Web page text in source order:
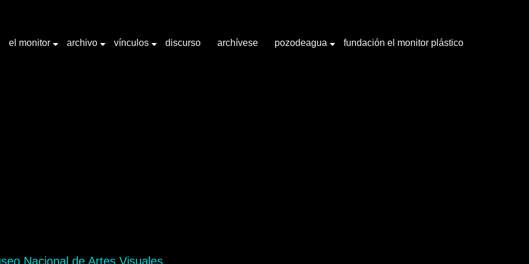
el monitor archivo vínculos discurso archívese pozodeagua fundación el monitor plástico
Nacional de Artes Visuales